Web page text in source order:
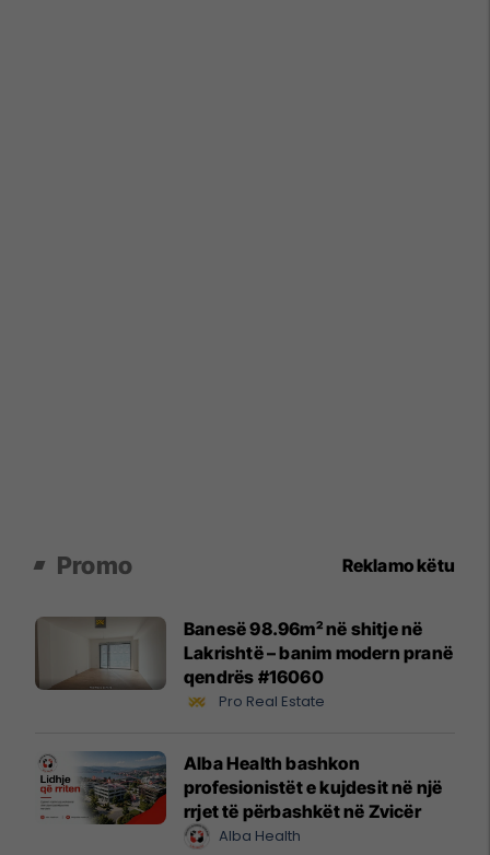
Promo Reklamo këtu
Banesë 98.96m² në shitje në
Lakrishtë – banim modern pranë
qendrës #16060
Pro Real Estate
Alba Health bashkon
profesionistët e kujdesit në një
rrjet të përbashkët në Zvicër
Alba Health